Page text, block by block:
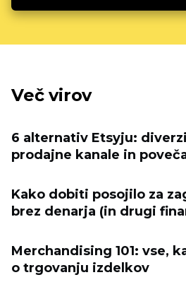
Več virov
6 alternativ Etsyju:
prodajne kanale in
Kako dobiti posojilo za
brez denarja (in drugi
Merchandising 101: vse,
o trgovanju izdelkov